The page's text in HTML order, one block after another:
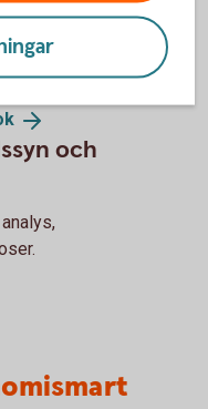
Economic
med sig av sina
och